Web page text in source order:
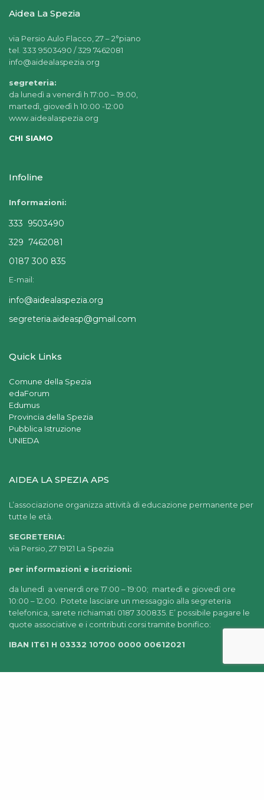
Aidea La Spezia
via Persio Aulo Flacco, 27 – 2°piano
tel. 333 9503490 / 329 7462081
info@aidealaspezia.org
segreteria:
da lunedì a venerdì h 17:00 – 19:00,
martedì, giovedì h 10:00 -12:00
www.aidealaspezia.org
CHI SIAMO
Infoline
Informazioni:
333 9503490
329 7462081
0187 300 835
E-mail:
info@aidealaspezia.org
segreteria.aideasp@gmail.com
Quick Links
Comune della Spezia
edaForum
Edumus
Provincia della Spezia
Pubblica Istruzione
UNIEDA
AIDEA LA SPEZIA APS
L’associazione organizza attività di educazione permanente per
tutte le età.
SEGRETERIA:
via Persio, 27 19121 La Spezia
per informazioni e iscrizioni:
da lunedì a venerdì ore 17:00 – 19:00; martedì e giovedì ore
10:00 – 12:00. Potete lasciare un messaggio alla segreteria
telefonica, sarete richiamati 0187 300835. E’ possibile pagare le
quote associative e i contributi corsi tramite bonifico:
IBAN IT61 H 03332 10700 0000 00612021